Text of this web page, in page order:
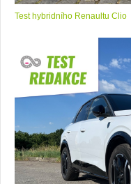
Test hybridního Renaultu Clio